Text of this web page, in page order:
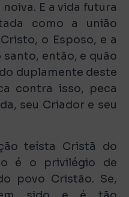
E a vida futura
como a união
o Esposo, e a
santo, então, e quão
duplamente deste
contra isso, peca
seu Criador e seu
teísta Cristã do
é o privilégio de
povo Cristão. Se,